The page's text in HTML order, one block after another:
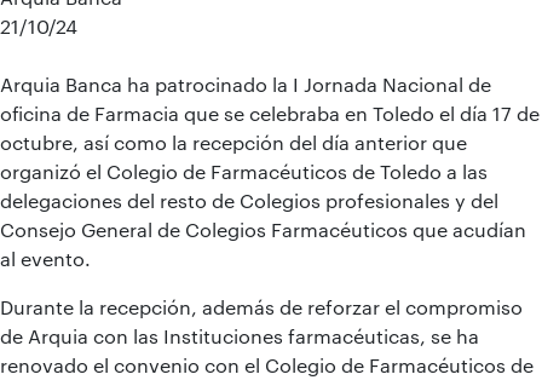
21/10/24
Arquia Banca ha patrocinado la I Jornada Nacional de
oficina de Farmacia que se celebraba en Toledo el día 17 de
octubre, así como la recepción del día anterior que
organizó el Colegio de Farmacéuticos de Toledo a las
delegaciones del resto de Colegios profesionales y del
Consejo General de Colegios Farmacéuticos que acudían
al evento.
Durante la recepción, además de reforzar el compromiso
de Arquia con las Instituciones farmacéuticas, se ha
renovado el convenio con el Colegio de Farmacéuticos de